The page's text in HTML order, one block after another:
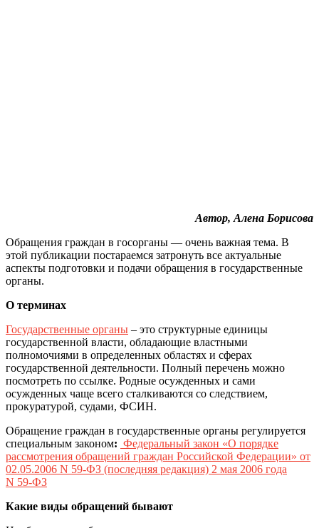
Автор, Алена Борисова
Обращения граждан в госорганы — очень важная тема. В
этой публикации постараемся затронуть все актуальные
аспекты подготовки и подачи обращения в государственные
органы.
О терминах
Государственные органы – это структурные единицы
государственной власти, обладающие властными
полномочиями в определенных областях и сферах
государственной деятельности. Полный перечень можно
посмотреть по ссылке. Родные осужденных и сами
осужденных чаще всего сталкиваются со следствием,
прокуратурой, судами, ФСИН.
Обращение граждан в государственные органы регулируется
специальным законом: Федеральный закон «О порядке
рассмотрения обращений граждан Российской Федерации» от
02.05.2006 N 59-ФЗ (последняя редакция) 2 мая 2006 года
N 59-ФЗ
Какие виды обращений бывают